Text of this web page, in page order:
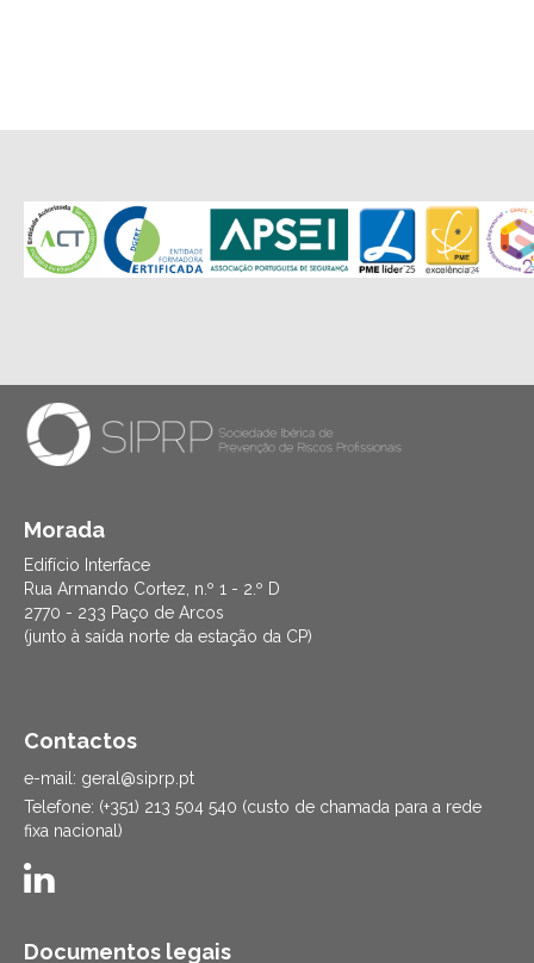
Morada
Edifício Interface
Rua Armando Cortez, n.º 1 - 2.º D
2770 - 233 Paço de Arcos
(junto à saída norte da estação da CP)
Contactos
e-mail: geral@siprp.pt
Telefone: (+351) 213 504 540 (custo de chamada para a rede
fixa nacional)
Documentos legais